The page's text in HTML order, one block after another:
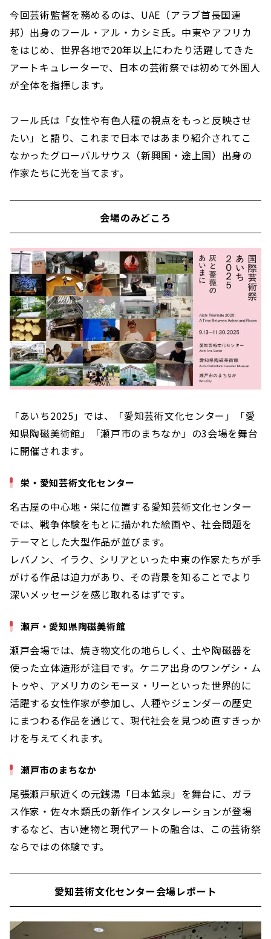
今回芸術監督を務めるのは、UAE（アラブ首長国連
邦）出身のフール・アル・カシミ氏。中東やアフリカ
をはじめ、世界各地で20年以上にわたり活躍してきた
アートキュレーターで、日本の芸術祭では初めて外国人
が全体を指揮します。
フール氏は「女性や有色人種の視点をもっと反映させ
たい」と語り、これまで日本ではあまり紹介されてこ
なかったグローバルサウス（新興国・途上国）出身の
作家たちに光を当てます。
会場のみどころ
「あいち2025」では、「愛知芸術文化センター」「愛
知県陶磁美術館」「瀬戸市のまちなか」の3会場を舞台
に開催されます。
栄・愛知芸術文化センター
名古屋の中心地・栄に位置する愛知芸術文化センター
では、戦争体験をもとに描かれた絵画や、社会問題を
テーマとした大型作品が並びます。
レバノン、イラク、シリアといった中東の作家たちが手
がける作品は迫力があり、その背景を知ることでより
深いメッセージを感じ取れるはずです。
瀬戸・愛知県陶磁美術館
瀬戸会場では、焼き物文化の地らしく、土や陶磁器を
使った立体造形が注目です。ケニア出身のワンゲシ・ム
トゥや、アメリカのシモーヌ・リーといった世界的に
活躍する女性作家が参加し、人種やジェンダーの歴史
にまつわる作品を通じて、現代社会を見つめ直すきっか
けを与えてくれます。
瀬戸市のまちなか
尾張瀬戸駅近くの元銭湯「日本鉱泉」を舞台に、ガラ
ス作家・佐々木類氏の新作インスタレーションが登場
するなど、古い建物と現代アートの融合は、この芸術祭
ならではの体験です。
愛知芸術文化センター会場レポート